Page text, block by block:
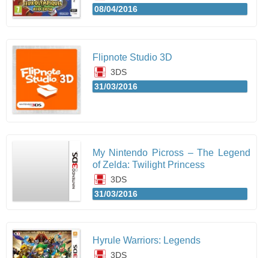
08/04/2016
Flipnote Studio 3D
3DS
31/03/2016
My Nintendo Picross – The Legend
of Zelda: Twilight Princess
3DS
31/03/2016
Hyrule Warriors: Legends
3DS